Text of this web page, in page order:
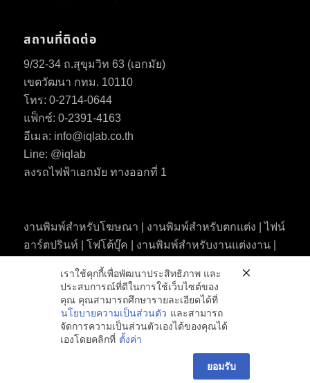
สถานที่ติดต่อ
9/32-34 ถ.สุขุมวิท 63 (เอกมัย)
เขตวัฒนา กทม. 10110
โทร: 0-2714-0644
แฟ็กซ์: 0-2391-4163
อีเมล: info@iqlab.co.th
Line: @iqlab
ลงรถไฟฟ้าเอกมัย ทางออกที่ 1
งานพิมพ์สำหรับโฆษณา | งานพิมพ์สำหรับตกแต่ง | ไฟน์
อาร์ตปรินท์ | โฟโต้บุ๊ค | งานพิมพ์สำหรับงานแต่งงาน |
กล่อง | พิมพ์บนวัสดุต่างๆ ด้วยระบบยูวีและ finisthing |
ดิจิทัลแคปเจอร์ | ออกแบบกราฟิค | สแกนฟิล์มเป็นดิจิทัล
Enfold Theme by Kriesi
เราใช้คุกกี้เพื่อพัฒนาประสิทธิภาพ และ
ประสบการณ์ที่ดีในการใช้เว็บไซต์ของ
คุณ คุณสามารถศึกษารายละเอียดได้ที่
นโยบายความเป็นส่วนตัว และสามารถ
จัดการความเป็นส่วนตัวเองได้ของคุณได้
เองโดยคลิกที่ ตั้งค่า
ยอมรับ